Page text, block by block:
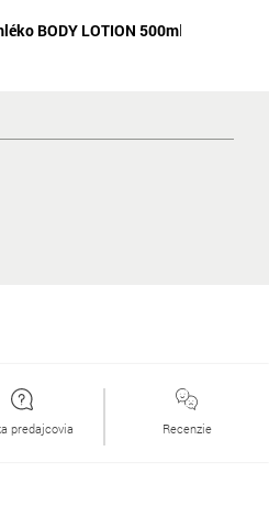
BODY LOTION 500ml
predajcovia Recenzie